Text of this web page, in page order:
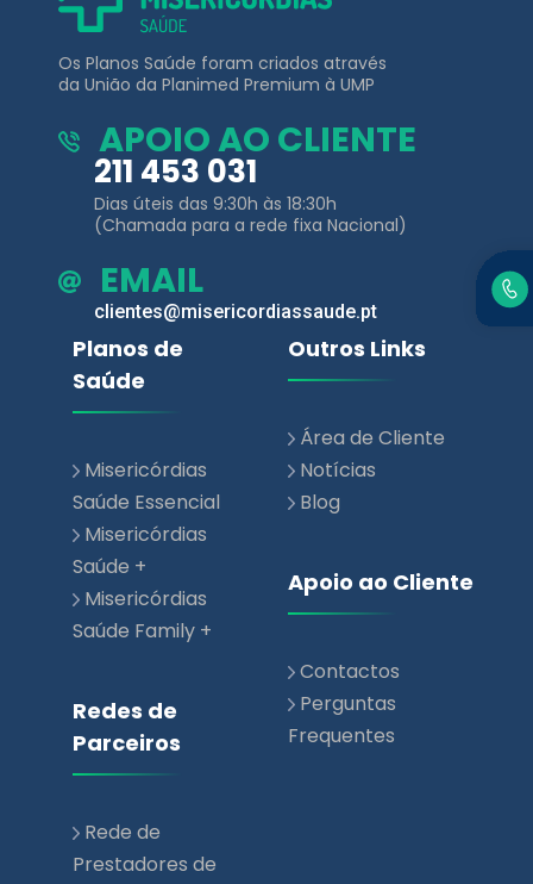
APOIO AO CLIENTE
211 453 031
(Chamada para a rede fixa Nacional)
EMAIL
clientes@misericordiassaude.pt
Saúde
Misericórdias
Saúde Essencial
Saúde +
Misericórdias
Saúde Family +
Redes de
Parceiros
Rede de
Prestadores de
Rede Parceiros
Comerciais
Área de Cliente
Notícias
Apoio ao Cliente
Contactos
Perguntas